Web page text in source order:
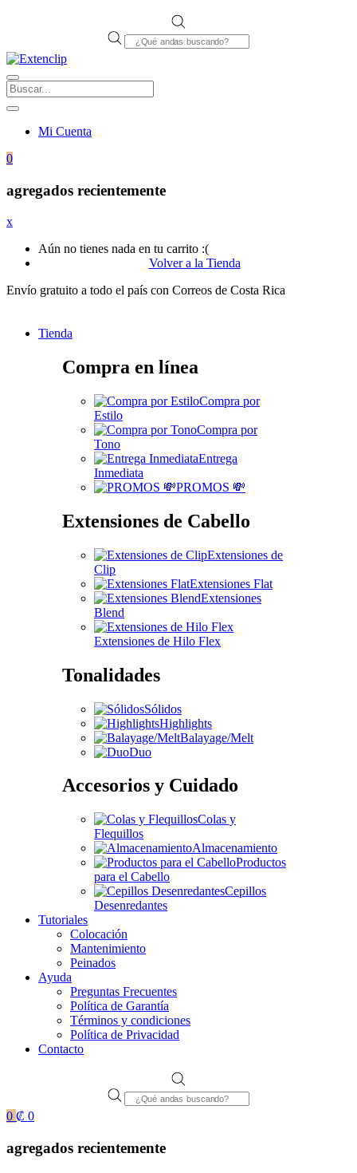
Products
search
Mi Cuenta
0
agregados recientemente
x
Aún no tienes nada en tu carrito :(
Volver a la Tienda
Envío gratuito a todo el país con Correos de Costa Rica
Tienda
Compra en línea
Compra por
Estilo
Compra por
Tono
Entrega
Inmediata
PROMOS 💸
Extensiones de Cabello
Extensiones de
Clip
Extensiones Flat
Extensiones
Blend
Extensiones de Hilo Flex
Tonalidades
Sólidos
Highlights
Balayage/Melt
Duo
Accesorios y Cuidado
Colas y
Flequillos
Almacenamiento
Productos
para el Cabello
Cepillos
Desenredantes
Tutoriales
Colocación
Mantenimiento
Peinados
Ayuda
Preguntas Frecuentes
Política de Garantía
Términos y condiciones
Política de Privacidad
Contacto
Products
search
0 ₡ 0
agregados recientemente